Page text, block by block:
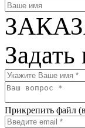
Задать
Прикрепить файл